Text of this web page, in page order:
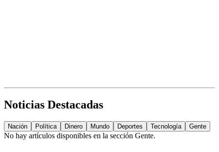
Noticias Destacadas
Nación Política Dinero Mundo Deportes Tecnología Gente
No hay artículos disponibles en la sección Gente.